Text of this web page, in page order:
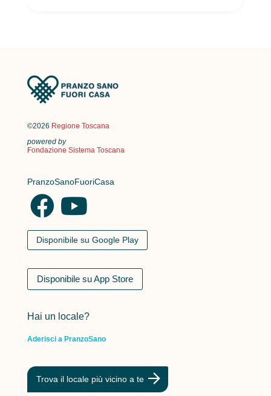
©2026 Regione Toscana
powered by
Fondazione Sistema Toscana
PranzoSanoFuoriCasa
Disponibile su Google Play
Disponibile su App Store
Hai un locale?
Aderisci a PranzoSano
Trova il locale più vicino a te